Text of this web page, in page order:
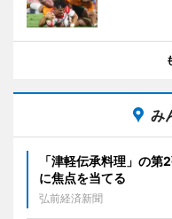
み
「津軽伝承料理」の
に焦点を当てる
弘前経済新聞